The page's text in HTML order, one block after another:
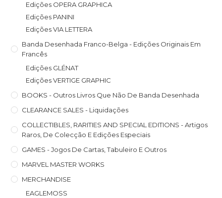
Edições OPERA GRAPHICA
Edições PANINI
Edições VIA LETTERA
Banda Desenhada Franco-Belga - Edições Originais Em
Francês
Edições GLÉNAT
Edições VERTIGE GRAPHIC
BOOKS - Outros Livros Que Não De Banda Desenhada
CLEARANCE SALES - Liquidações
COLLECTIBLES, RARITIES AND SPECIAL EDITIONS - Artigos
Raros, De Colecção E Edições Especiais
GAMES - Jogos De Cartas, Tabuleiro E Outros
MARVEL MASTER WORKS
MERCHANDISE
EAGLEMOSS